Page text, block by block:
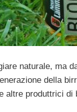
naturale, ma
della
altre produttrici